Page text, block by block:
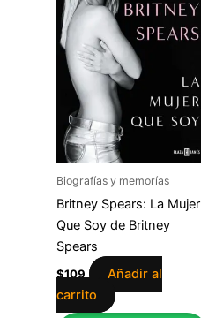
Biografías y memorías
Britney Spears: La Mujer
Que Soy de Britney
Spears
$109
Añadir al
carrito